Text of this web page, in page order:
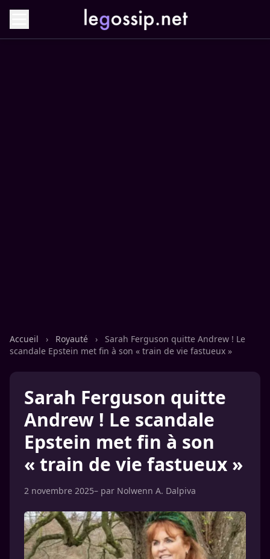
Accueil › Royauté ›
Sarah Ferguson quitte Andrew ! Le
scandale Epstein met fin à son « train de vie fastueux »
Sarah Ferguson quitte
Andrew ! Le scandale
Epstein met fin à son
« train de vie fastueux »
2 novembre 2025– par Nolwenn A. Dalpiva